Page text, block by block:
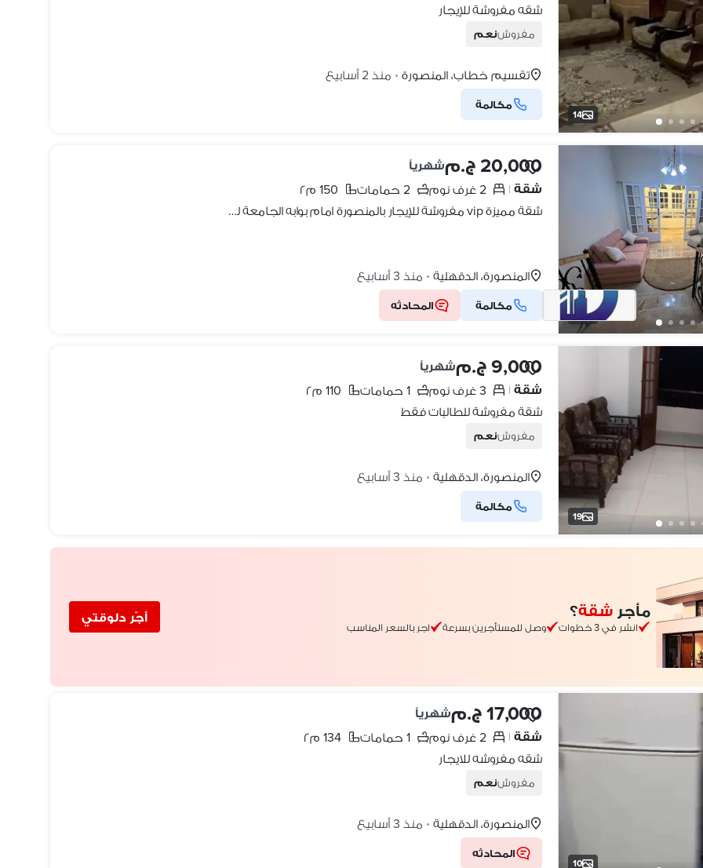
14
شقه مفروشة للإيجار
مفروشنعم
تقسيم خطاب، المنصورة • منذ 2 أسابيع
مكالمة
12
20,000 ج.م
شهرياً
شقة | 2 غرف نوم 2 حمامات
150 م٢
شقة مميزة vip مفروشة للإيجار بالمنصورة امام بوابه الجامعة للمغتربين
المنصورة، الدقهلية • منذ 3 أسابيع
مكالمة المحادثه
19
9,000 ج.م
شهرياً
شقة | 3 غرف نوم 1 حمامات
110 م٢
شقة مفروشة للطالبات فقط
مفروشنعم
المنصورة، الدقهلية • منذ 3 أسابيع
مكالمة
مأجر شقة؟
انشر في 3 خطوات وصل للمستأجرين بسرعة اجر بالسعر المناسب
أجّر دلوقتي
10
17,000 ج.م
شهرياً
شقة | 2 غرف نوم 1 حمامات
134 م٢
شقه مفروشه للايجار
مفروشنعم
المنصورة، الدقهلية • منذ 3 أسابيع
المحادثه